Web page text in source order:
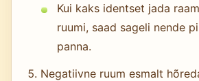
Kui kaks identset jada
ruumi, saad sageli nende
panna.
Negatiivne ruum esmalt